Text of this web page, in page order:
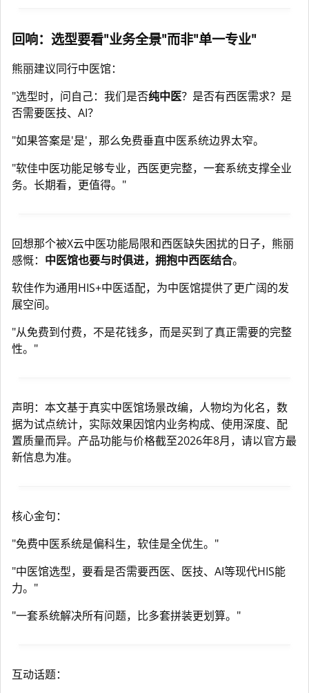
回响：选型要看"业务全景"而非"单一专业"
熊丽建议同行中医馆：
"选型时，问自己：我们是否纯中医？是否有西医需求？是
否需要医技、AI？
"如果答案是'是'，那么免费垂直中医系统边界太窄。
"软佳中医功能足够专业，西医更完整，一套系统支撑全业
务。长期看，更值得。"
回想那个被X云中医功能局限和西医缺失困扰的日子，熊丽
感慨： 中医馆也要与时俱进，拥抱中西医结合。
软佳作为通用HIS+中医适配，为中医馆提供了更广阔的发
展空间。
"从免费到付费，不是花钱多，而是买到了真正需要的完整
性。"
声明：本文基于真实中医馆场景改编，人物均为化名，数
据为试点统计，实际效果因馆内业务构成、使用深度、配
置质量而异。产品功能与价格截至2026年8月，请以官方最
新信息为准。
核心金句：
"免费中医系统是偏科生，软佳是全优生。"
"中医馆选型，要看是否需要西医、医技、AI等现代HIS能
力。"
"一套系统解决所有问题，比多套拼装更划算。"
互动话题：